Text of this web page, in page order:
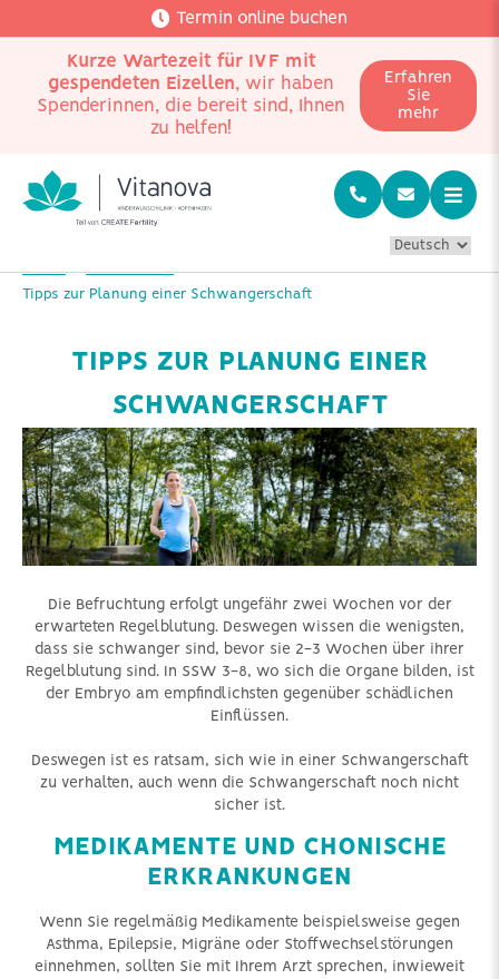
Termin online buchen
Kurze Wartezeit für IVF mit
gespendeten Eizellen, wir haben
Spenderinnen, die bereit sind, Ihnen
zu helfen!
Erfahren
Sie
mehr
Home
Mehr wissen
Tipps zur Planung einer Schwangerschaft
TIPPS ZUR PLANUNG EINER
SCHWANGERSCHAFT
Die Befruchtung erfolgt ungefähr zwei Wochen vor der
erwarteten Regelblutung. Deswegen wissen die wenigsten,
dass sie schwanger sind, bevor sie 2-3 Wochen über ihrer
Regelblutung sind. In SSW 3-8, wo sich die Organe bilden, ist
der Embryo am empfindlichsten gegenüber schädlichen
Einflüssen.
Deswegen ist es ratsam, sich wie in einer Schwangerschaft
zu verhalten, auch wenn die Schwangerschaft noch nicht
sicher ist.
MEDIKAMENTE UND CHONISCHE
ERKRANKUNGEN
Wenn Sie regelmäßig Medikamente beispielsweise gegen
Asthma, Epilepsie, Migräne oder Stoffwechselstörungen
einnehmen, sollten Sie mit Ihrem Arzt sprechen, inwieweit